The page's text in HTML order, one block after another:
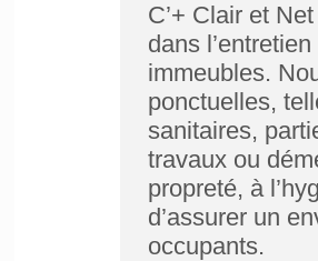
C’+ Clair et
dans
immeubles.
ponctuelles,
sanitaires,
travaux ou
propreté, à
d’assurer un
occupants.